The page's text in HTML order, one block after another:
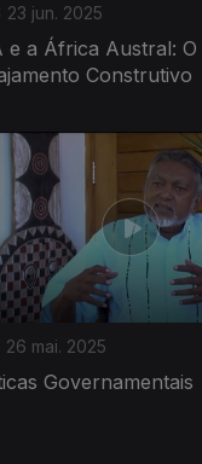
23 jun. 2025
e a África Austral: O
Construtivo
26 mai. 2025
Governamentais